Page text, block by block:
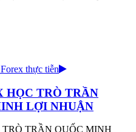
HỌC TRÒ TRẦN
LỢI NHUẬN
TRẦN QUỐC MINH